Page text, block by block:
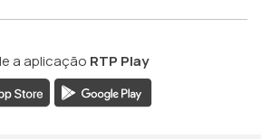
a aplicação RTP Play